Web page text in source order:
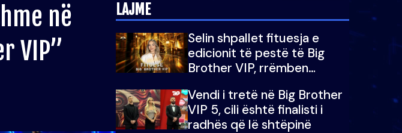
në
VIP”
LAJME
Selin shpallet fituesja e
edicionit të pestë të Big
Brother VIP, rrëmben
mijë eurosh
Vendi i tretë në Big Brother
VIP 5, cili është finalisti i
radhës që lë shtëpinë